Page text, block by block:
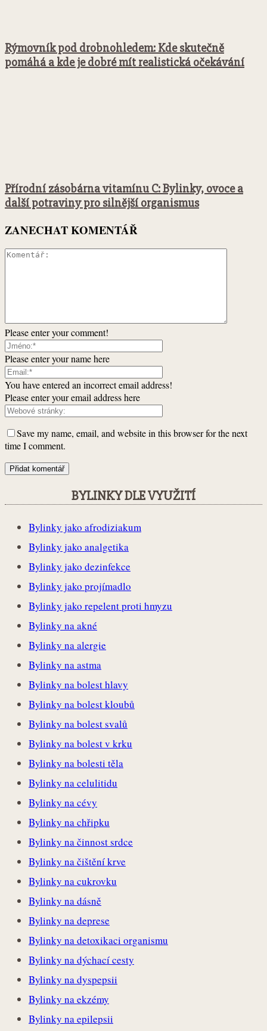
Rýmovník pod drobnohledem: Kde skutečně
pomáhá a kde je dobré mít realistická očekávání
Přírodní zásobárna vitamínu C: Bylinky, ovoce a
další potraviny pro silnější organismus
ZANECHAT KOMENTÁŘ
Please enter your comment!
Please enter your name here
You have entered an incorrect email address!
Please enter your email address here
Save my name, email, and website in this browser for the next
time I comment.
BYLINKY DLE VYUŽITÍ
Bylinky jako afrodiziakum
Bylinky jako analgetika
Bylinky jako dezinfekce
Bylinky jako projímadlo
Bylinky jako repelent proti hmyzu
Bylinky na akné
Bylinky na alergie
Bylinky na astma
Bylinky na bolest hlavy
Bylinky na bolest kloubů
Bylinky na bolest svalů
Bylinky na bolest v krku
Bylinky na bolesti těla
Bylinky na celulitidu
Bylinky na cévy
Bylinky na chřipku
Bylinky na činnost srdce
Bylinky na čištění krve
Bylinky na cukrovku
Bylinky na dásně
Bylinky na deprese
Bylinky na detoxikaci organismu
Bylinky na dýchací cesty
Bylinky na dyspepsii
Bylinky na ekzémy
Bylinky na epilepsii